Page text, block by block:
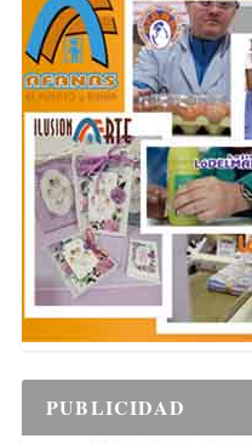
PUBLICIDAD